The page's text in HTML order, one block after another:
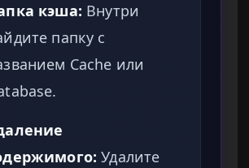
кэша: Внутри
папку с
Cache или
Удалите